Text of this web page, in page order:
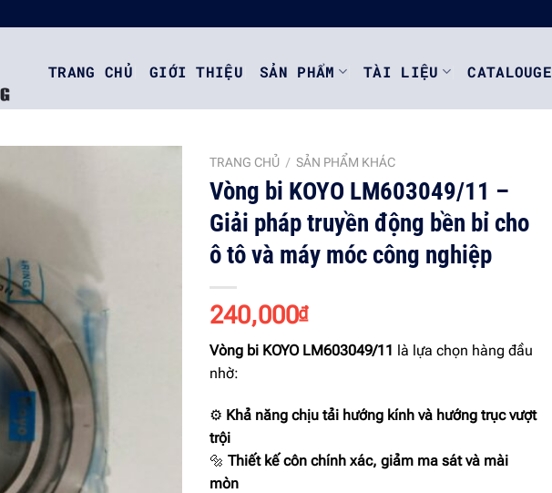
TRANG CHỦ GIỚI THIỆU SẢN PHẨM TÀI LIỆU CATALOUGE
TRANG CHỦ / SẢN PHẨM KHÁC
Vòng bi KOYO LM603049/11 –
Giải pháp truyền động bền bỉ cho
ô tô và máy móc công nghiệp
240,000₫
Vòng bi KOYO LM603049/11 là lựa chọn hàng đầu
nhờ:
⚙ Khả năng chịu tải hướng kính và hướng trục vượt
trội
🔩 Thiết kế côn chính xác, giảm ma sát và mài
mòn